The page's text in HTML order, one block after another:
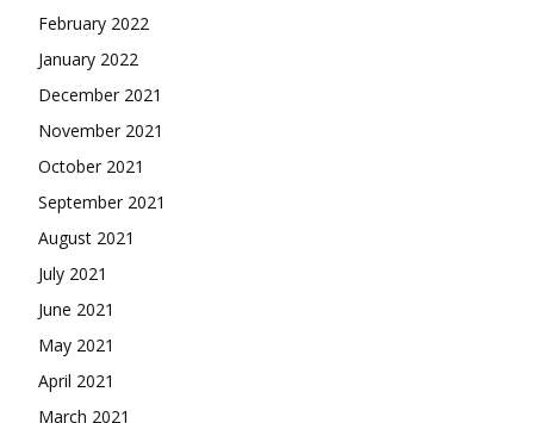
February 2022
January 2022
December 2021
November 2021
October 2021
September 2021
August 2021
July 2021
June 2021
May 2021
April 2021
March 2021